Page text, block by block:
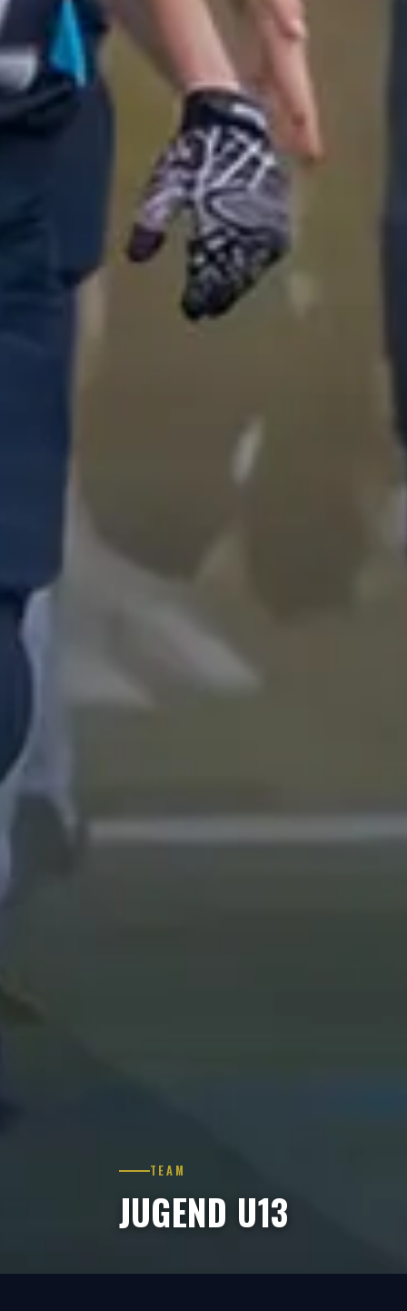
TEAM
JUGEND U13